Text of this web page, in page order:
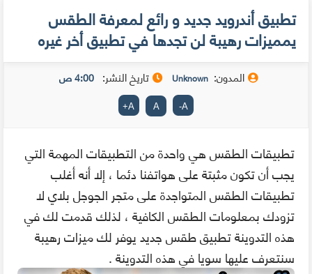
تطبيق أندرويد جديد و رائع لمعرفة الطقس
يمميزات رهيبة لن تجدها في تطبيق أخر غيره
المدون: Unknown تاريخ النشر: 4:00 ص
A
-
A
A
+
تطبيقات الطقس هي واحدة من التطبيقات المهمة التي
يجب أن تكون مثبتة على هواتفنا دئما ، إلا أنه أغلب
تطبيقات الطقس المتواجدة على متجر الجوجل بلاي لا
تزودك بمعلومات الطقس الكافية ، لذلك قدمت لك في
هذه التدوينة تطبيق طقس جديد يوفر لك ميزات رهيبة
سنتعرف عليها سويا في هذه التدوينة .